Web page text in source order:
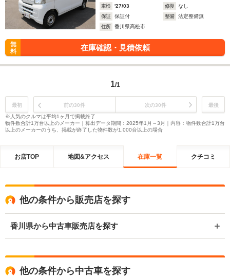
車検
'27/03 修復
なし
保証
保証付 整備
法定整備無
住所
香川県高松市
無
料
在庫確認・見積依頼
1/1
最初 前の30件 次の30件
最後
※人気のクルマは平均1ヶ月で掲載終了
物件数合計1万台以上のメーカー｜算出データ期間：2025年1月～3月｜内容：物件数合計1万台
以上のメーカーのうち、掲載が終了した物件数が1,000台以上の場合
お店TOP 地図&アクセス 在庫一覧 クチコミ
他の条件から販売店を探す
香川県から中古車販売店を探す
他の条件から中古車を探す